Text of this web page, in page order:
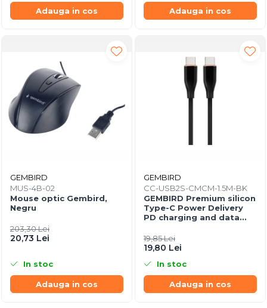
Adauga in cos Adauga in cos
GEMBIRD
MUS-4B-02
Mouse optic Gembird,
Negru
203,30 Lei
20,73 Lei
In stoc
Adauga in cos
GEMBIRD
CC-USB2S-CMCM-1.5M-BK
GEMBIRD Premium silicon
Type-C Power Delivery
PD charging and data
19,85 Lei
19,80 Lei
In stoc
Adauga in cos